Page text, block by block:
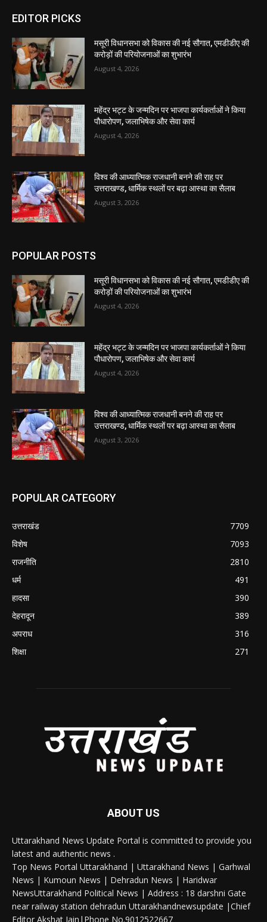
EDITOR PICKS
मसूरी विधानसभा को विकास की नई सौगात, एमडीडीए की
करोड़ों की परियोजनाओं का शुभारंभ
August 4, 2026
महेंद्र भट्ट के जन्मदिन पर भाजपा कार्यकर्ताओं ने किया
पौधारोपण, जलाभिषेक और सेवा कार्य
August 4, 2026
विश्व की आध्यात्मिक राजधानी बनने की राह पर
उत्तराखण्ड, धार्मिक स्थलों पर बढ़ा आस्था का सैलाब
August 3, 2026
POPULAR POSTS
मसूरी विधानसभा को विकास की नई सौगात, एमडीडीए की
करोड़ों की परियोजनाओं का शुभारंभ
August 4, 2026
महेंद्र भट्ट के जन्मदिन पर भाजपा कार्यकर्ताओं ने किया
पौधारोपण, जलाभिषेक और सेवा कार्य
August 4, 2026
विश्व की आध्यात्मिक राजधानी बनने की राह पर
उत्तराखण्ड, धार्मिक स्थलों पर बढ़ा आस्था का सैलाब
August 3, 2026
POPULAR CATEGORY
उत्तराखंड
7709
विशेष
7093
राजनीति
2810
धर्म
491
हादसा
390
देहरादून
389
अपराध
316
शिक्षा
271
ABOUT US
Uttarakhand News Update Portal is committed to provide you
latest and authentic news .
Top News Portal Uttarakhand | Uttarakhand News | Garhwal
News | Kumoun News | Dehradun News | Haridwar
NewsUttarakhand Political News | Address : 18 darshni Gate
near railway station dehradun Uttarakhandnewsupdate |Chief
Editor Akshat Jain|Phone No.9012522667